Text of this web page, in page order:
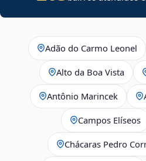
Adão do Carmo Leonel
Alto da Boa Vista
Antônio Marincek
Campos Elíseos
Chácaras Pedro